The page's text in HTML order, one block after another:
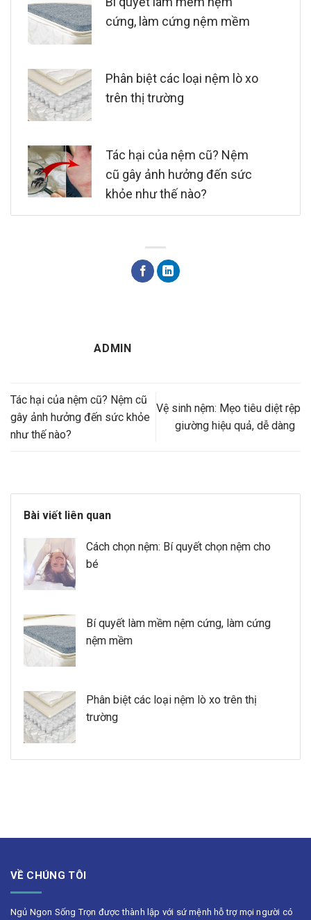
cứng, làm cứng nệm mềm
Phân biệt các loại nệm lò xo
trên thị trường
Tác hại của nệm cũ? Nệm
cũ gây ảnh hưởng đến sức
khỏe như thế nào?
ADMIN
Tác hại của nệm cũ? Nệm cũ
gây ảnh hưởng đến sức khỏe
như thế nào?
Vệ sinh nệm: Mẹo tiêu diệt rệp
giường hiệu quả, dễ dàng
Bài viết liên quan
Cách chọn nệm: Bí quyết chọn nệm cho
bé
Bí quyết làm mềm nệm cứng, làm cứng
nệm mềm
Phân biệt các loại nệm lò xo trên thị
trường
VỀ CHÚNG TÔI
Ngủ Ngon Sống Trọn được thành lập với sứ mệnh hỗ trợ mọi người có